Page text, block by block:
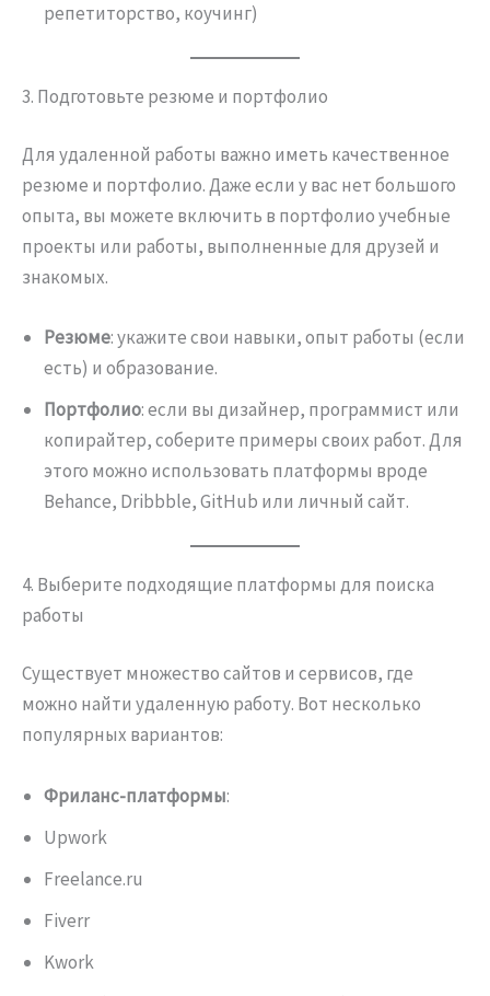
репетиторство, коучинг)
3. Подготовьте резюме и портфолио
Для удаленной работы важно иметь качественное
резюме и портфолио. Даже если у вас нет большого
опыта, вы можете включить в портфолио учебные
проекты или работы, выполненные для друзей и
знакомых.
Резюме: укажите свои навыки, опыт работы (если
есть) и образование.
Портфолио: если вы дизайнер, программист или
копирайтер, соберите примеры своих работ. Для
этого можно использовать платформы вроде
Behance, Dribbble, GitHub или личный сайт.
4. Выберите подходящие платформы для поиска
работы
Существует множество сайтов и сервисов, где
можно найти удаленную работу. Вот несколько
популярных вариантов:
Фриланс-платформы:
Upwork
Freelance.ru
Fiverr
Kwork